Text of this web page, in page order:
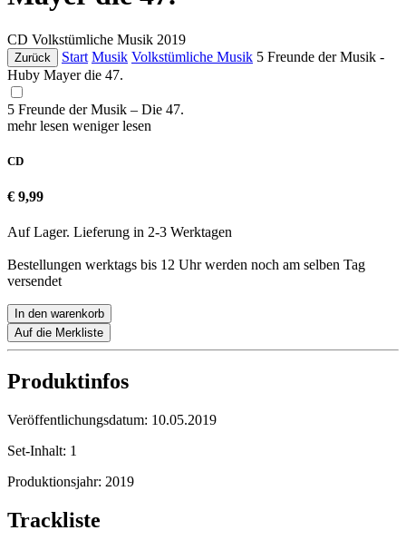
CD Volkstümliche Musik 2019
Zurück Start Musik Volkstümliche Musik 5 Freunde der Musik -
Huby Mayer die 47.
5 Freunde der Musik – Die 47.
mehr lesen weniger lesen
CD
€ 9,99
Auf Lager. Lieferung in 2-3 Werktagen
Bestellungen werktags bis 12 Uhr werden noch am selben Tag
versendet
In den warenkorb
Auf die Merkliste
Produktinfos
Veröffentlichungsdatum: 10.05.2019
Set-Inhalt: 1
Produktionsjahr: 2019
Trackliste